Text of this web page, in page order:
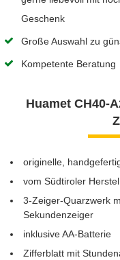
Geschenk
Große Auswahl zu
Kompetente Beratung
Huamet CH40-
originelle,
vom Südtiroler
3-Zeiger-Quarzwerk
Sekundenzeiger
inklusive AA-Batterie
Zifferblatt mit